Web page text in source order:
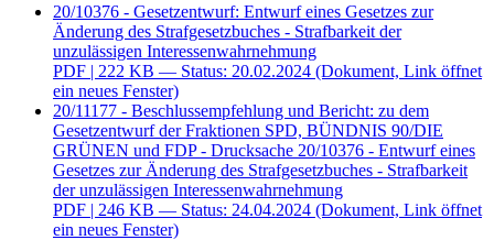
20/10376 - Gesetzentwurf: Entwurf eines Gesetzes zur
Änderung des Strafgesetzbuches - Strafbarkeit der
unzulässigen Interessenwahrnehmung
PDF | 222 KB — Status: 20.02.2024 (Dokument, Link öffnet
ein neues Fenster)
20/11177 - Beschlussempfehlung und Bericht: zu dem
Gesetzentwurf der Fraktionen SPD, BÜNDNIS 90/DIE
GRÜNEN und FDP - Drucksache 20/10376 - Entwurf eines
Gesetzes zur Änderung des Strafgesetzbuches - Strafbarkeit
der unzulässigen Interessenwahrnehmung
PDF | 246 KB — Status: 24.04.2024 (Dokument, Link öffnet
ein neues Fenster)